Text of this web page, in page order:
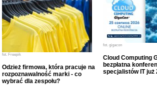
fot. Freepik
Odzież firmowa, która pracuje na
rozpoznawalność marki - co
wybrać dla zespołu?
fot. gigacon
Cloud Computing
bezpłatna
specjalistów IT już